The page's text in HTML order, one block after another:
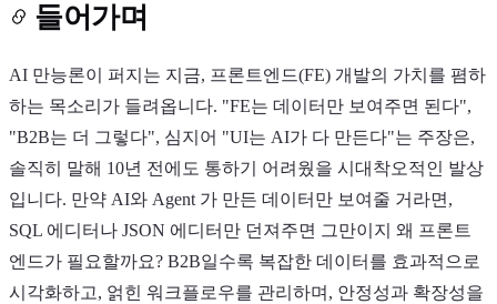
들어가며
AI 만능론이 퍼지는 지금, 프론트엔드(FE) 개발의 가치를 폄하
하는 목소리가 들려옵니다. "FE는 데이터만 보여주면 된다",
"B2B는 더 그렇다", 심지어 "UI는 AI가 다 만든다"는 주장은,
솔직히 말해 10년 전에도 통하기 어려웠을 시대착오적인 발상
입니다. 만약 AI와 Agent 가 만든 데이터만 보여줄 거라면,
SQL 에디터나 JSON 에디터만 던져주면 그만이지 왜 프론트
엔드가 필요할까요? B2B일수록 복잡한 데이터를 효과적으로
시각화하고, 얽힌 워크플로우를 관리하며, 안정성과 확장성을